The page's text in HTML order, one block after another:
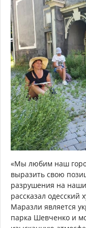
«Мы любим наш
выразить свою
разрушения на
рассказал
Маразли является
парка Шевченко и